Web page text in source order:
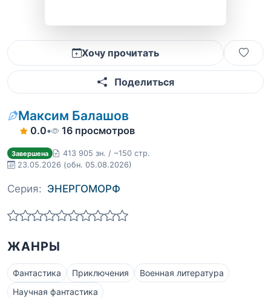
Хочу прочитать
Поделиться
Максим Балашов
0.0• 16 просмотров
Завершена
413 905 зн. / ~150 стр.
23.05.2026 (обн. 05.08.2026)
Серия: ЭНЕРГОМОРФ
ЖАНРЫ
Фантастика Приключения
Военная литература
Научная фантастика